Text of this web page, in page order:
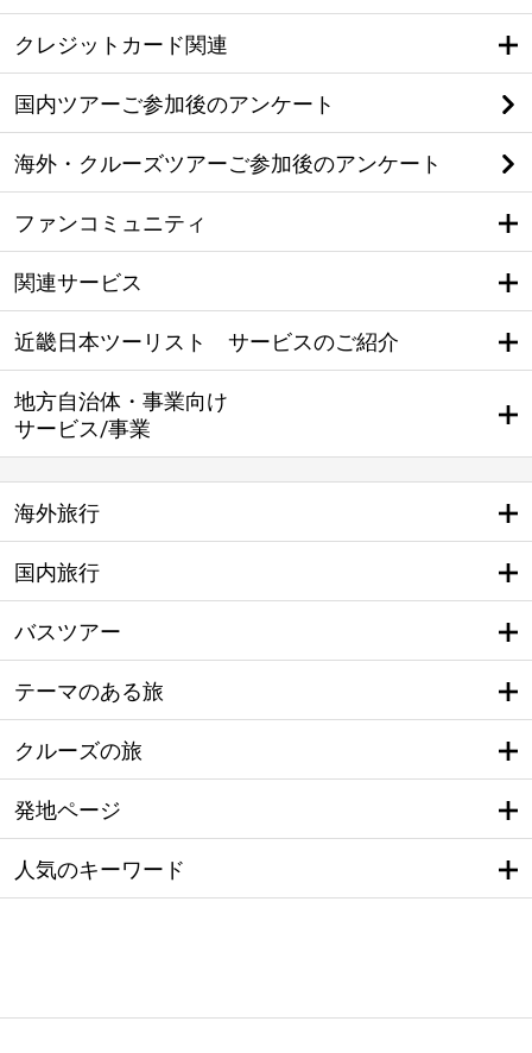
クレジットカード関連
国内ツアーご参加後のアンケート
海外・クルーズツアーご参加後のアンケート
ファンコミュニティ
関連サービス
近畿日本ツーリスト サービスのご紹介
地方自治体・事業向け
サービス/事業
海外旅行
国内旅行
バスツアー
テーマのある旅
クルーズの旅
発地ページ
人気のキーワード